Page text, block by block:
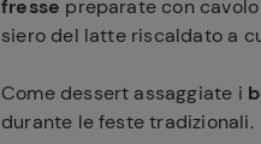
fresse preparate con
siero del latte riscaldato a
Come dessert assaggiate i
durante le feste tradizionali.